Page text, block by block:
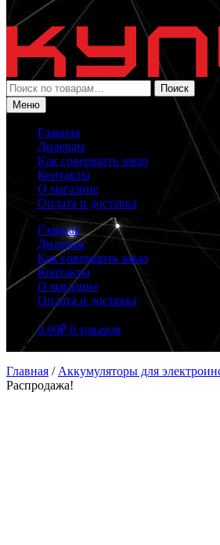
Искать:
Поиск
Меню
Главная
Дилерам
Как совершить заказ
Контакты
О магазине
Оплата и доставка
Главная
Дилерам
Как совершить заказ
Контакты
О магазине
Оплата и доставка
0.00₽ 0 товаров
Главная / Аккумуляторы для
Распродажа!